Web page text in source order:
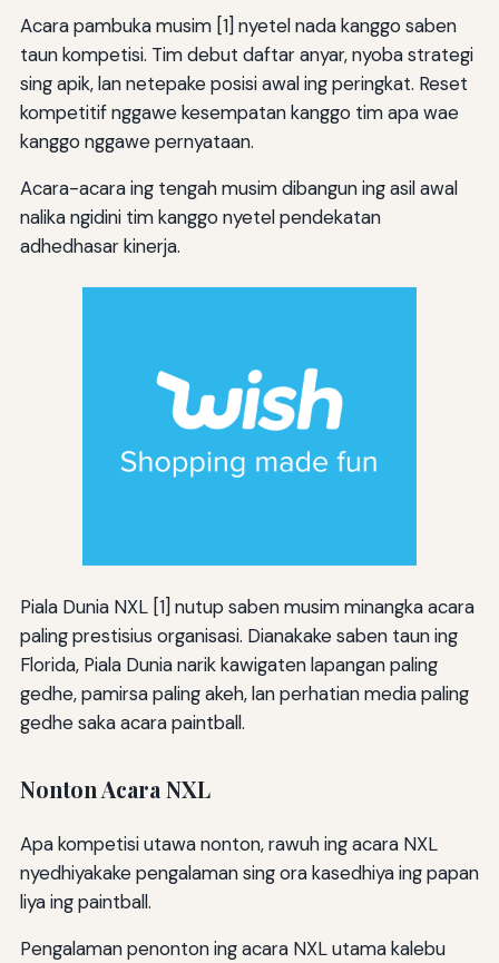
Acara pambuka musim [1] nyetel nada kanggo saben
taun kompetisi. Tim debut daftar anyar, nyoba strategi
sing apik, lan netepake posisi awal ing peringkat. Reset
kompetitif nggawe kesempatan kanggo tim apa wae
kanggo nggawe pernyataan.
Acara-acara ing tengah musim dibangun ing asil awal
nalika ngidini tim kanggo nyetel pendekatan
adhedhasar kinerja.
Piala Dunia NXL [1] nutup saben musim minangka acara
paling prestisius organisasi. Dianakake saben taun ing
Florida, Piala Dunia narik kawigaten lapangan paling
gedhe, pamirsa paling akeh, lan perhatian media paling
gedhe saka acara paintball.
Nonton Acara NXL
Apa kompetisi utawa nonton, rawuh ing acara NXL
nyedhiyakake pengalaman sing ora kasedhiya ing papan
liya ing paintball.
Pengalaman penonton ing acara NXL utama kalebu